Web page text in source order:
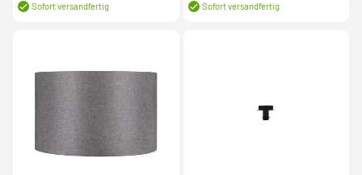
Sofort versandfertig Sofort versandfertig